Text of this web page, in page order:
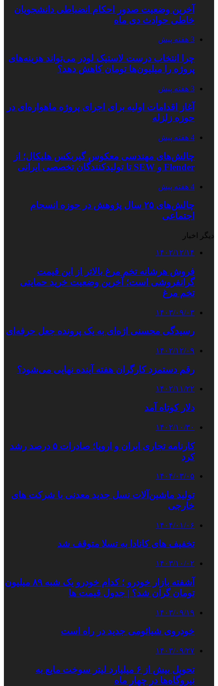
آخرین وضعیت صدور احکام انضباطی دانشجویان
خاطی حوادث دی ماه
3 هفته پیش
چرا انتخاب درست لاستیک لودر می‌تواند هزینه‌های
پروژه را میلیون‌ها تومان کاهش دهد؟
3 هفته پیش
آغاز اقدامات اولیه برای اجرای پروژه ماهواره‌ای در
حوزه زلزله
4 هفته پیش
چالش‌های مهندسی معکوس گیربکس هلیکال؛ از
Flender و SEW تا تولیدکنندگان تخصصی ایرانی
4 هفته پیش
چالش‌های ۲۵ سال پژوهش در حوزه انسجام
اجتماعی
دیگر اخبار
۱۴۰۲/۱۲/۱۴
فروش هرشانه تخم مرغ بالاتر از این قیمت
گرانفروشی است؛ آخرین وضعیت خرید حمایتی
تخم مرغ
۱۴۰۳/۰۹/۰۳
رسیدگی محسنی اژه‌ای به یک پرونده‌ جعل حرفه‌ای
۱۴۰۲/۱۲/۰۹
رقم دستمزد کارگران هفته آینده نهایی می‌شود؟
۱۴۰۲/۱۱/۲۲
دلار کوتاه آمد
۱۴۰۲/۱۰/۳۰
کارنامه تجاری ایران و اروپا؛ صادرات ۵ درصد رشد
کرد
۱۴۰۴/۰۳/۰۵
تولید ماشین‌آلات نسل جدید معدنی با شرکت های
خارجی
۱۴۰۴/۰۱/۰۶
تخفیف های کانادا به تسلا متوقف شد
۱۴۰۳/۱۰/۰۲
آشفته بازار خودرو ؛ کدام خودرو یک شبه ۸۹ میلیون
تومان گران شد؟ | جدول قیمت ها
۱۴۰۳/۰۹/۱۹
خودروی شیائومی جدید در راه است
۱۴۰۳/۰۹/۲۷
تحویل بیش از ۶ میلیارد لیتر سوخت مایع به
نیروگاه‌ها در چهار ماه